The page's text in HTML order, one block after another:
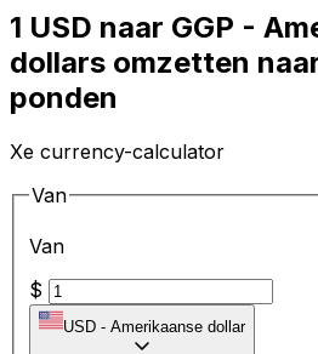
1 USD naar GGP -
dollars omzetten
ponden
Xe currency-calculator
Van
Van
$
USD - Amerikaanse dollar